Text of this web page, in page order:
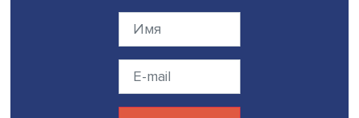
В сессии также участвовали главный научный
Института Африки РАН, почетный доктор Университета
совета по международным делам Иззат Саад Аль-
генеральный директор Института экономических